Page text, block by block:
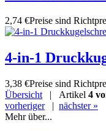
2,74 €Preise sind
4-in-1
3,38 €Preise sind
Übersicht | Artikel 4
vorheriger| nächster »
Mehr über...